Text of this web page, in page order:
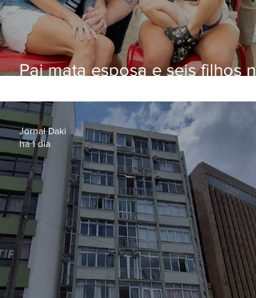
Pai mata esposa e seis filhos
Jornal Daki
há 1 dia